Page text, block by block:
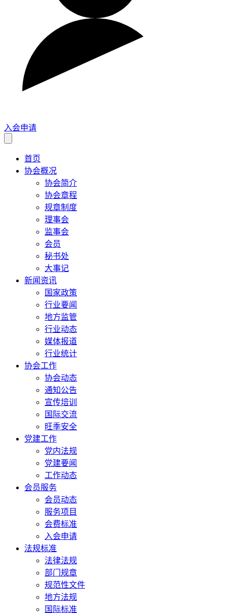
入会申请
首页
协会概况
协会简介
协会章程
规章制度
理事会
监事会
会员
秘书处
大事记
新闻资讯
国家政策
行业要闻
地方监管
行业动态
媒体报道
行业统计
协会工作
协会动态
通知公告
宣传培训
国际交流
旺季安全
党建工作
党内法规
党建要闻
工作动态
会员服务
会员动态
服务项目
会费标准
入会申请
法规标准
法律法规
部门规章
规范性文件
地方法规
国际标准